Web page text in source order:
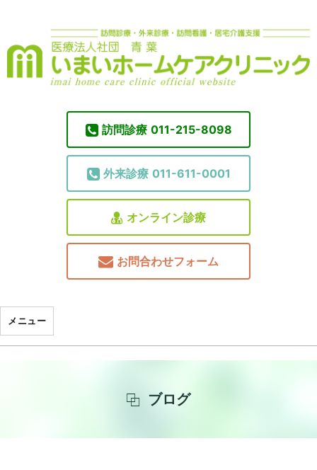
訪問診療 011-215-8098
外来診療 011-611-0001
オンライン診療
お問合わせフォーム
メニュー
ブログ